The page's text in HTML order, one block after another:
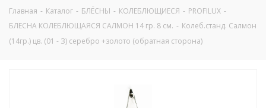
Главная - Каталог - БЛЁСНЫ - КОЛЕБЛЮЩИЕСЯ - PROFILUX -
БЛЕСНА КОЛЕБЛЮЩАЯСЯ САЛМОН 14 гр. 8 см. - Колеб.станд. Салмон
(14гр.) цв. (01 - З) серебро +золото (обратная сторона)